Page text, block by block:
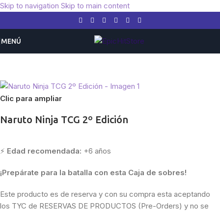
Skip to navigation Skip to main content
MENÚ
Clic para ampliar
Naruto Ninja TCG 2º Edición
⚡ Edad recomendada: +6 años
¡Prepárate para la batalla con esta Caja de sobres!
Este producto es de reserva y con su compra esta aceptando
los TYC de RESERVAS DE PRODUCTOS (Pre-Orders) y no se